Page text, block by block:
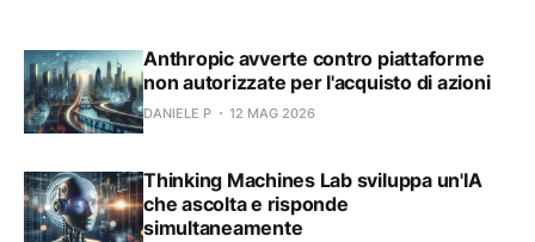
Anthropic avverte contro piattaforme
non autorizzate per l'acquisto di azioni
DANIELE P 12 MAG 2026
Thinking Machines Lab sviluppa un'IA
che ascolta e risponde
simultaneamente